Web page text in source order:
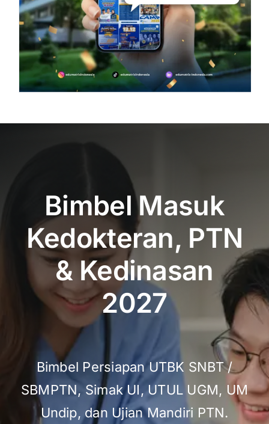
Bimbel Masuk
Kedokteran, PTN
& Kedinasan
2027
Bimbel Persiapan UTBK SNBT /
SBMPTN, Simak UI, UTUL UGM, UM
Undip, dan Ujian Mandiri PTN.